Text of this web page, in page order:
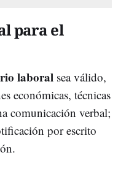
para el
laboral sea válido,
económicas, técnicas
comunicación verbal;
por escrito